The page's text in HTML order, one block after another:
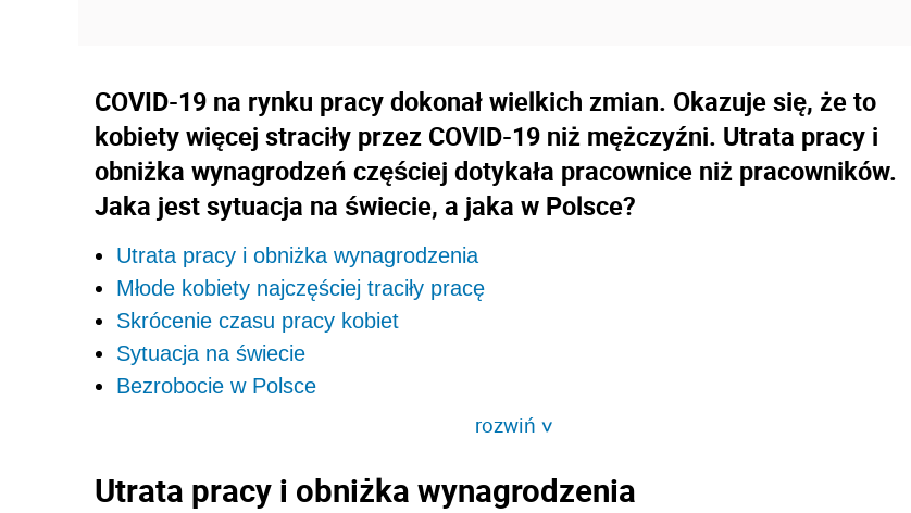
COVID-19 na rynku pracy dokonał wielkich zmian. Okazuje się, że to
kobiety więcej straciły przez COVID-19 niż mężczyźni. Utrata pracy i
obniżka wynagrodzeń częściej dotykała pracownice niż pracowników.
Jaka jest sytuacja na świecie, a jaka w Polsce?
Utrata pracy i obniżka wynagrodzenia
Młode kobiety najczęściej traciły pracę
Skrócenie czasu pracy kobiet
Sytuacja na świecie
Bezrobocie w Polsce
rozwiń>
Utrata pracy i obniżka wynagrodzenia